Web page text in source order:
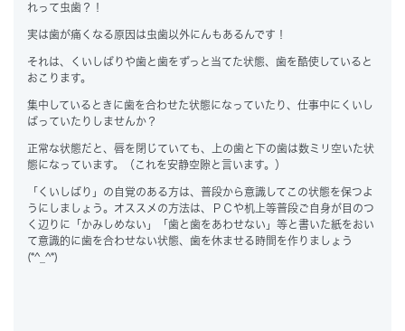
れって虫歯？！
実は歯が痛くなる原因は虫歯以外にんもあるんです！
それは、くいしばりや歯と歯をずっと当てた状態、歯を酷使していると
おこります。
集中しているときに歯を合わせた状態になっていたり、仕事中にくいし
ばっていたりしませんか？
正常な状態だと、唇を閉じていても、上の歯と下の歯は数ミリ空いた状
態になっています。（これを安静空隙と言います。）
「くいしばり」の自覚のある方は、普段から意識してこの状態を保つよ
うにしましょう。オススメの方法は、ＰＣや机上等普段ご自身が目のつ
く辺りに「かみしめない」「歯と歯をあわせない」等と書いた紙をおい
て意識的に歯を合わせない状態、歯を休ませる時間を作りましょう
(*^_^*)